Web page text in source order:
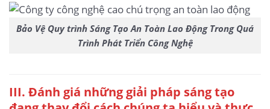
Bảo Vệ Quy trình Sáng Tạo An Toàn Lao Động Trong Quá
Trình Phát Triển Công Nghệ
III. Đánh giá những giải pháp sáng tạo